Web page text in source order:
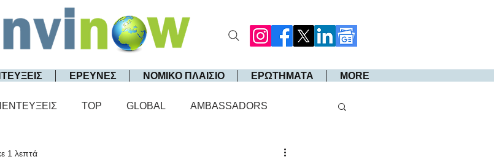
ΕΡΕΥΝΕΣ ΝΟΜΙΚΟ ΠΛΑΙΣΙΟ ΕΡΩΤΗΜΑΤΑ MORE
TOP GLOBAL AMBASSADORS
1 λεπτά